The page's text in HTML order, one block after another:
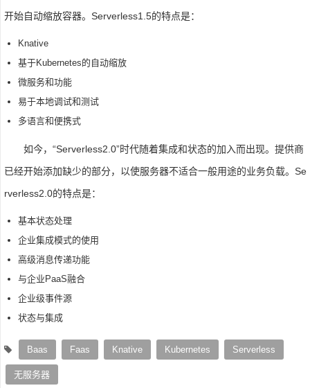
开始自动缩放容器。Serverless1.5的特点是：
Knative
基于Kubernetes的自动缩放
微服务和功能
易于本地调试和测试
多语言和便携式
如今，“Serverless2.0”时代随着集成和状态的加入而出现。提供商
已经开始添加缺少的部分，以使服务器不适合一般用途的业务负载。Se
rverless2.0的特点是：
基本状态处理
企业集成模式的使用
高级消息传递功能
与企业PaaS融合
企业级事件源
状态与集成
Baas Faas Knative Kubernetes Serverless
无服务器